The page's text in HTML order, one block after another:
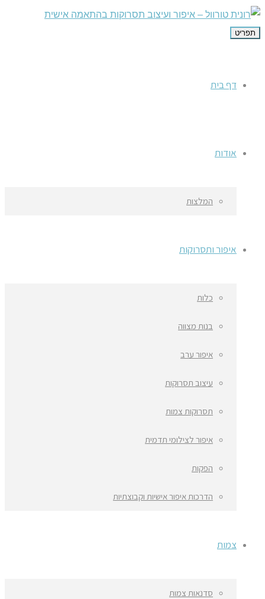
תפריט
דף בית
אודות
המלצות
איפור ותסרוקות
כלות
בנות מצווה
איפור ערב
עיצוב תסרוקות
תסרוקות צמות
איפור לצילומי תדמית
הפקות
הדרכות איפור אישיות וקבוצתיות
צמות
סדנאות צמות